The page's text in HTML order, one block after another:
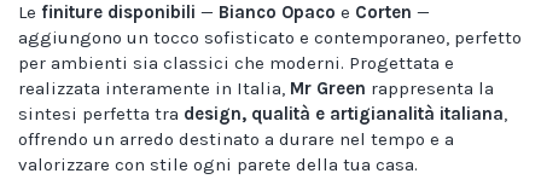
Le finiture disponibili — Bianco Opaco e Corten —
aggiungono un tocco sofisticato e contemporaneo, perfetto
per ambienti sia classici che moderni. Progettata e
realizzata interamente in Italia, Mr Green rappresenta la
sintesi perfetta tra design, qualità e artigianalità italiana,
offrendo un arredo destinato a durare nel tempo e a
valorizzare con stile ogni parete della tua casa.